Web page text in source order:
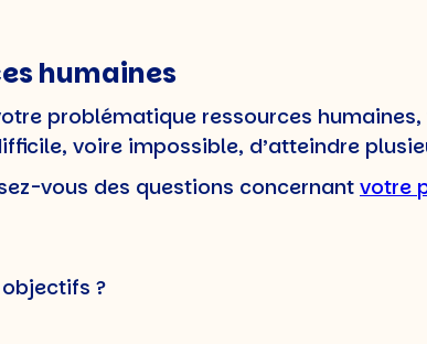
humaines
problématique ressources
voire impossible, d’atteindre
vous des questions concernant votre
?